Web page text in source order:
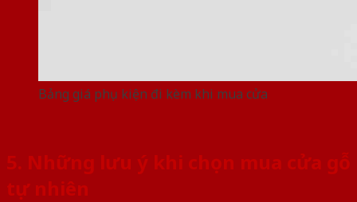
Bảng giá phụ kiện đi kèm khi mua cửa
5. Những lưu ý khi chọn mua cửa gỗ
tự nhiên